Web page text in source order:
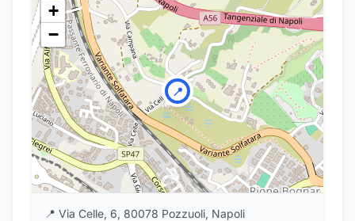
📍
+
−
📍 Via Celle, 6, 80078 Pozzuoli, Napoli